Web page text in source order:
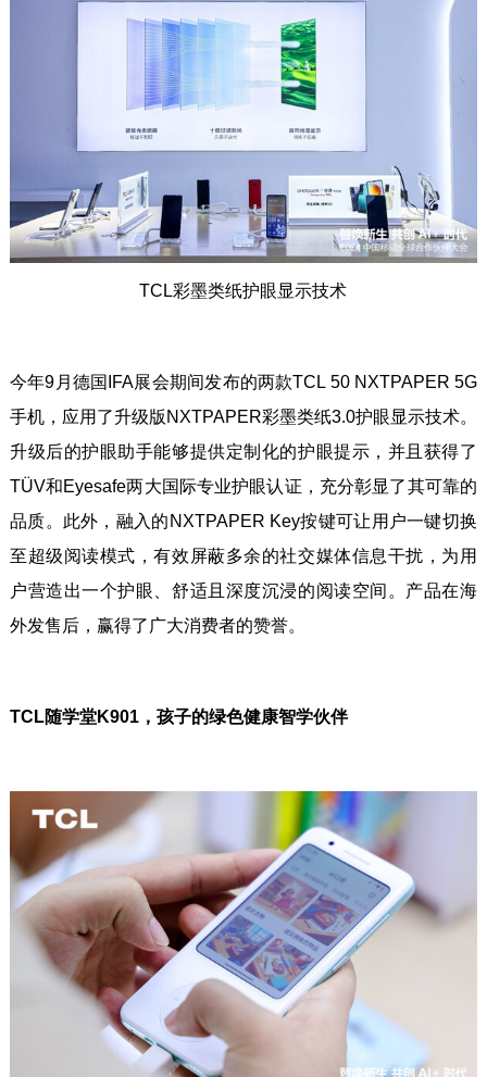
TCL彩墨类纸护眼显示技术
今年9月德国IFA展会期间发布的两款TCL 50 NXTPAPER 5G
手机，应用了升级版NXTPAPER彩墨类纸3.0护眼显示技术。
升级后的护眼助手能够提供定制化的护眼提示，并且获得了
TÜV和Eyesafe两大国际专业护眼认证，充分彰显了其可靠的
品质。此外，融入的NXTPAPER Key按键可让用户一键切换
至超级阅读模式，有效屏蔽多余的社交媒体信息干扰，为用
户营造出一个护眼、舒适且深度沉浸的阅读空间。产品在海
外发售后，赢得了广大消费者的赞誉。
TCL随学堂K901，孩子的绿色健康智学伙伴